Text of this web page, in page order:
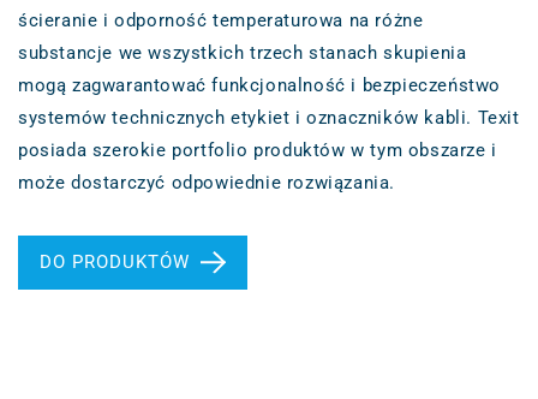
ścieranie i odporność temperaturowa na różne
substancje we wszystkich trzech stanach skupienia
mogą zagwarantować funkcjonalność i bezpieczeństwo
systemów technicznych etykiet i oznaczników kabli. Texit
posiada szerokie portfolio produktów w tym obszarze i
może dostarczyć odpowiednie rozwiązania.
DO PRODUKTÓW